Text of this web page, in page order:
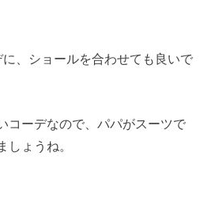
に、ショールを合わせても良いで
コーデなので、パパがスーツで
しょうね。